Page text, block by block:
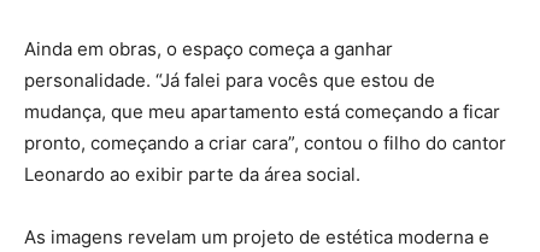
Ainda em obras, o espaço começa a ganhar
personalidade. “Já falei para vocês que estou de
mudança, que meu apartamento está começando a ficar
pronto, começando a criar cara”, contou o filho do cantor
Leonardo ao exibir parte da área social.
As imagens revelam um projeto de estética moderna e